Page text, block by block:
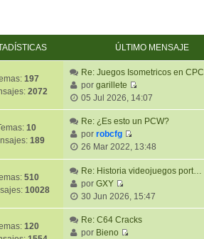
ÚLTIMO MENSAJE
197
2072
Re: Juegos Isometricos en CPC
porgarillete
V
e
r
l
t
i
o
m
e
05 Jul 2026, 14:07
10
189
Re: ¿Es esto un PCW?
porrobcfg
V
r
l
t
i
26 Mar 2022, 13:48
510
10028
Re: Historia videojuegos port…
porGXY
V
e
r
ú
30 Jun 2026, 15:47
120
Re: C64 Cracks
por Bieno